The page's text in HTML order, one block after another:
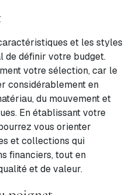
et les styles
de définir votre budget.
votre sélection, car le
considérablement en
du mouvement et
En établissant votre
vous orienter
et collections qui
financiers, tout en
et de valeur.